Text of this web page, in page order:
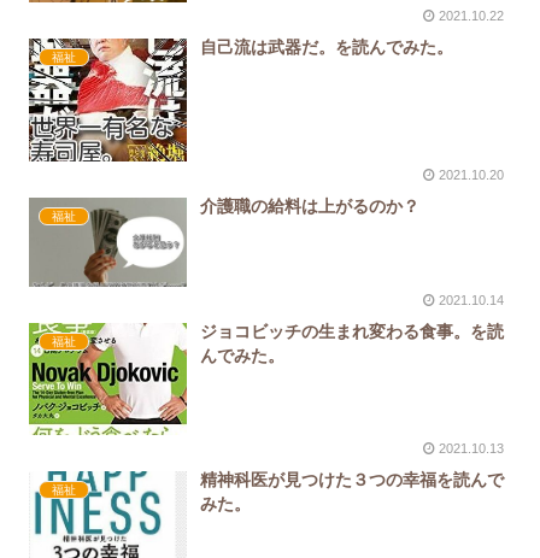
2021.10.22
福祉
自己流は武器だ。を読んでみた。
2021.10.20
福祉
介護職の給料は上がるのか？
2021.10.14
福祉
ジョコビッチの生まれ変わる食事。を読
んでみた。
2021.10.13
福祉
精神科医が見つけた３つの幸福を読んで
みた。